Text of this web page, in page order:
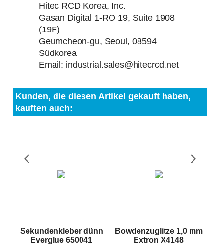
Hitec RCD Korea, Inc.
Gasan Digital 1-RO 19, Suite 1908
(19F)
Geumcheon-gu, Seoul, 08594
Südkorea
Email: industrial.sales@hitecrcd.net
Kunden, die diesen Artikel gekauft haben,
kauften auch:
Sekundenkleber dünn
Everglue 650041
Bowdenzuglitze 1,0 mm
Extron X4148